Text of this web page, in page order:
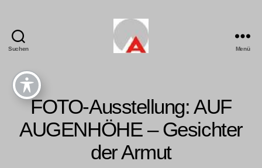
Suchen Menü
FOTO-Ausstellung: AUF
AUGENHÖHE – Gesichter
der Armut